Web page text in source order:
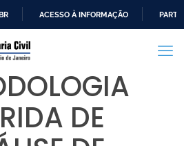
PARA
CONTEÚDO
ACESSO À INFORMAÇÃO
DE